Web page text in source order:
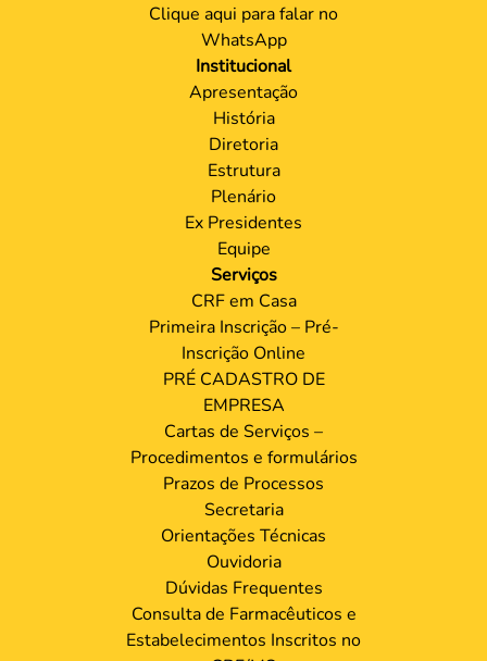
Clique aqui para falar no
WhatsApp
Institucional
Apresentação
História
Diretoria
Estrutura
Plenário
Ex Presidentes
Equipe
Serviços
CRF em Casa
Primeira Inscrição – Pré-
Inscrição Online
PRÉ CADASTRO DE
EMPRESA
Cartas de Serviços –
Procedimentos e formulários
Prazos de Processos
Secretaria
Orientações Técnicas
Ouvidoria
Dúvidas Frequentes
Consulta de Farmacêuticos e
Estabelecimentos Inscritos no